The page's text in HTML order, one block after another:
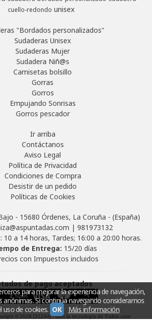
cuello-redondo unisex
"Bordados personalizados"
Sudaderas Unisex
Sudaderas Mujer
Sudadera Niñ@s
Camisetas bolsillo
Gorras
Gorros
Empujando Sonrisas
Gorros pescador
Ir arriba
Contáctanos
Aviso Legal
Política de Privacidad
Condiciones de Compra
Desistir de un pedido
Políticas de Cookies
- 15680 Órdenes, La Coruña - (España)
| 981973132
10 a 14 horas, Tardes; 16:00 a 20:00 horas.
de Entrega: 15/20 días
con Impuestos incluidos
de pago aceptados
© 2026 [31244] - Con la tecnología de Palbin.com
para mejorar la experiencia de navegación,
Si continúa navegando consideramos
uso de cookies. OK Más información